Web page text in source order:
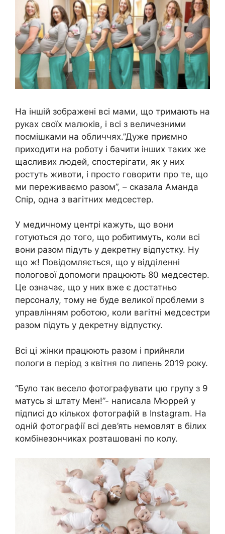
На іншій зображені всі мами, що тримають на
руках своїх малюків, і всі з величезними
посмішками на обличчях.”Дуже приємно
приходити на роботу і бачити інших таких же
щасливих людей, спостерігати, як у них
ростуть животи, і просто говорити про те, що
ми переживаємо разом”, – сказала Аманда
Спір, одна з вагітних медсестер.
У медичному центрі кажуть, що вони
готуються до того, що робитимуть, коли всі
вони разом підуть у декретну відпустку. Ну
що ж! Повідомляється, що у відділенні
пологової допомоги працюють 80 медсестер.
Це означає, що у них вже є достатньо
персоналу, тому не буде великої проблеми з
управлінням роботою, коли вагітні медсестри
разом підуть у декретну відпустку.
Всі ці жінки працюють разом і прийняли
пологи в період з квітня по липень 2019 року.
“Було так весело фотографувати цю групу з 9
матусь зі штату Мен!”- написала Мюррей у
підписі до кількох фотографій в Instagram. На
одній фотографії всі дев’ять немовлят в білих
комбінезончиках розташовані по колу.